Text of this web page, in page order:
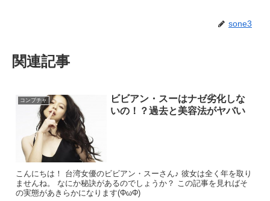
sone3
関連記事
コンブチャ
ビビアン・スーはナゼ劣化しな
いの！？過去と美容法がヤバい
こんにちは！ 台湾女優のビビアン・スーさん♪ 彼女は全く年を取り
ませんね。 なにか秘訣があるのでしょうか？ この記事を見ればそ
の実態があきらかになります(ΦωΦ)